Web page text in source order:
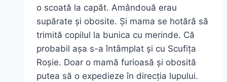
o scoată la capăt. Amândouă erau
supărate și obosite. Și mama se hotărâ să
trimită copilul la bunica cu merinde. Că
probabil așa s-a întâmplat și cu Scufița
Roșie. Doar o mamă furioasă și obosită
putea să o expedieze în direcția lupului.